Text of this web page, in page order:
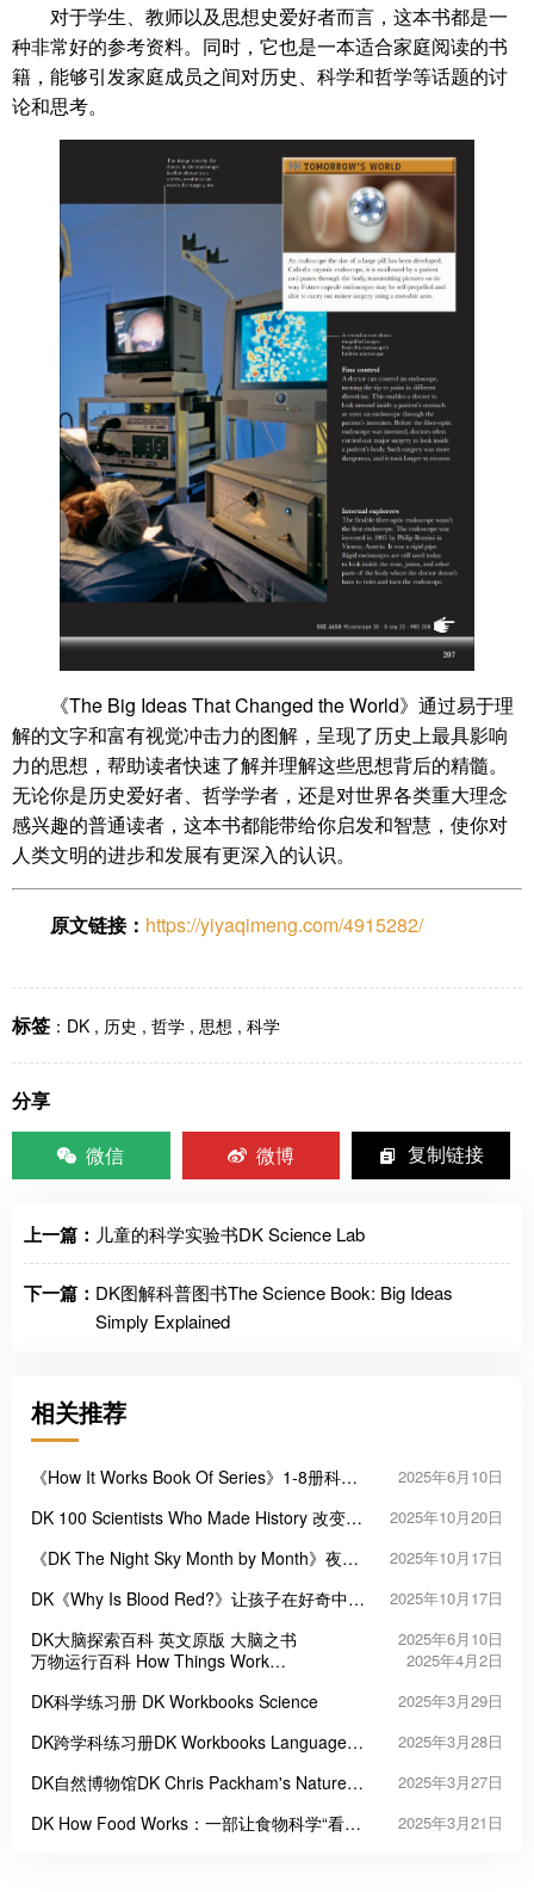
对于学生、教师以及思想史爱好者而言，这本书都是一
种非常好的参考资料。同时，它也是一本适合家庭阅读的书
籍，能够引发家庭成员之间对历史、科学和哲学等话题的讨
论和思考。
《The Big Ideas That Changed the World》通过易于理
解的文字和富有视觉冲击力的图解，呈现了历史上最具影响
力的思想，帮助读者快速了解并理解这些思想背后的精髓。
无论你是历史爱好者、哲学学者，还是对世界各类重大理念
感兴趣的普通读者，这本书都能带给你启发和智慧，使你对
人类文明的进步和发展有更深入的认识。
原文链接： https://yiyaqimeng.com/4915282/
标签 ： DK , 历史 , 哲学 , 思想 , 科学
分享
微信
微博 复制链接
上一篇： 儿童的科学实验书DK Science Lab
下一篇： DK图解科普图书The Science Book: Big Ideas
Simply Explained
相关推荐
《How It Works Book Of Series》1-8册科普
2025年6月10日
DK 100 Scientists Who Made History 改变世
2025年10月20日
《DK The Night Sky Month by Month》夜空
2025年10月17日
DK《Why Is Blood Red?》让孩子在好奇中爱
2025年10月17日
DK大脑探索百科 英文原版 大脑之书 2025年6月10日
万物运行百科 How Things Work
2025年4月2日
DK科学练习册 DK Workbooks Science 2025年3月29日
DK跨学科练习册DK Workbooks Language
2025年3月28日
DK自然博物馆DK Chris Packham's Nature
2025年3月27日
DK How Food Works：一部让食物科学“看得
2025年3月21日